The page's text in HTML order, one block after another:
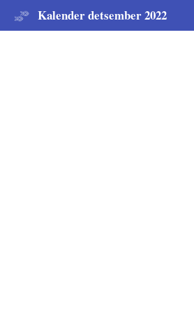
Kalender detsember 2022